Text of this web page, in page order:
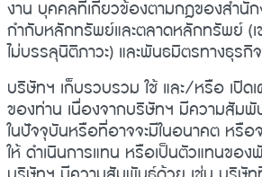
งาน บุคคลที่เกี่ยวข้องตามกฎของสำนั
กำกับหลักทรัพย์และตลาดหลักทรัพย์ (
ไม่บรรลุนิติภาวะ) และพันธมิตรทางธุร
บริษัทฯ เก็บรวบรวม ใช้ และ/หรือ เปิ
ของท่าน เนื่องจากบริษัทฯ มีความสัม
ในปัจจุบันหรือที่อาจจะมีในอนาคต หรือ
ให้ ดำเนินการแทน หรือเป็นตัวแทนขอ